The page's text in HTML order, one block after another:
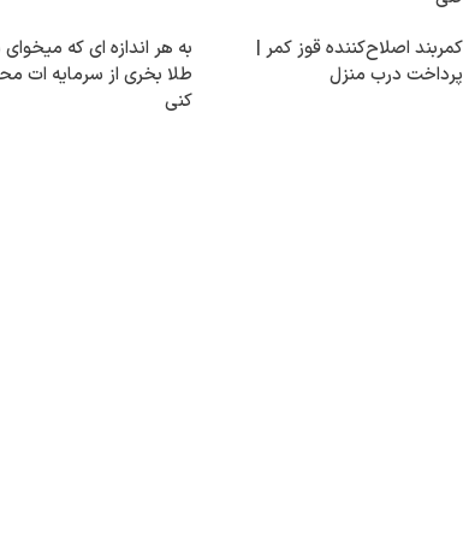
کمربند اصلاح‌کننده قوز کمر |
پرداخت درب منزل
به هر اندازه ای که
طلا بخری از سرمایه ات
کنی